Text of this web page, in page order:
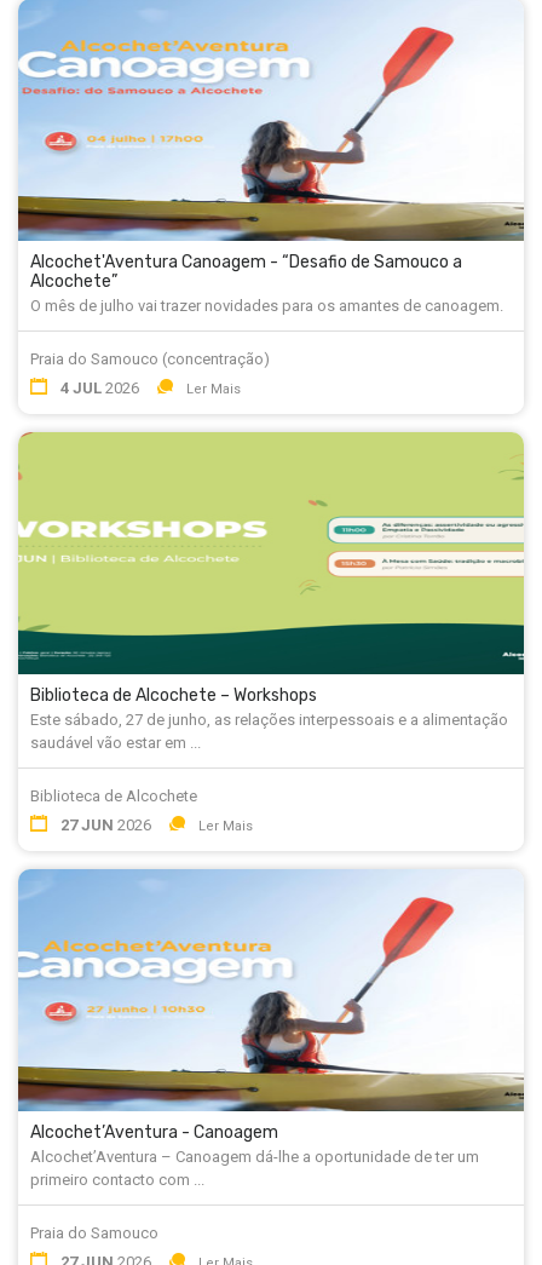
Alcochet'Aventura Canoagem - “Desafio de Samouco a
Alcochete”
O mês de julho vai trazer novidades para os amantes de canoagem.
Praia do Samouco (concentração)
4 JUL 2026 Ler Mais
Biblioteca de Alcochete – Workshops
Este sábado, 27 de junho, as relações interpessoais e a alimentação
saudável vão estar em ...
Biblioteca de Alcochete
27 JUN 2026 Ler Mais
Alcochet’Aventura - Canoagem
Alcochet’Aventura – Canoagem dá-lhe a oportunidade de ter um
primeiro contacto com ...
Praia do Samouco